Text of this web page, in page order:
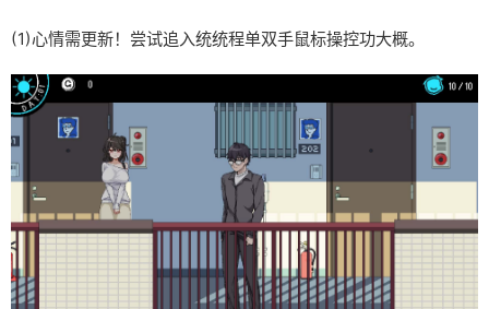
(1)心情需更新！尝试追入统统程单双手鼠标操控功大概。